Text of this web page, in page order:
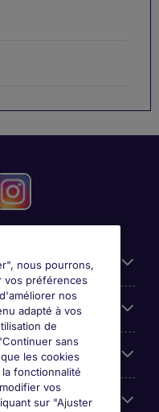
nous pourrons,
vos préférences
nos
adapté à vos
de
sans
les cookies
fonctionnalité
vos
sur "Ajuster